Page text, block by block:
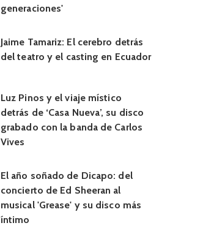
generaciones'
Jaime Tamariz: El cerebro detrás
del teatro y el casting en Ecuador
Luz Pinos y el viaje místico
detrás de ‘Casa Nueva’, su disco
grabado con la banda de Carlos
Vives
El año soñado de Dicapo: del
concierto de Ed Sheeran al
musical 'Grease' y su disco más
íntimo